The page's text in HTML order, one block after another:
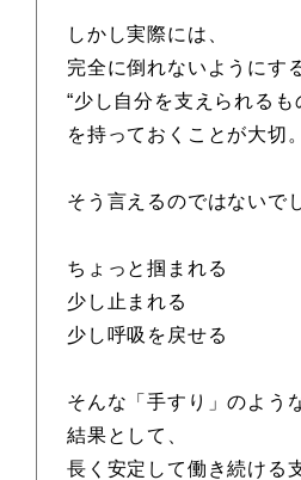
しかし実際には、
完全に倒れないようにす
“少し自分を支えられるも
を持っておくことが大切。
そう言えるのではないで
ちょっと掴まれる
少し止まれる
少し呼吸を戻せる
そんな「手すり」のよう
結果として、
長く安定して働き続ける